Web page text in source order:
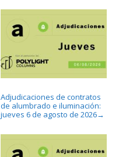
Adjudicaciones de contratos
de alumbrado e iluminación:
jueves 6 de agosto de 2026→